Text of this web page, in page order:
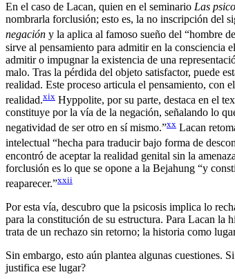
En el caso de Lacan, quien en el seminario Las
nombrarla forclusión; esto es, la no inscripción del
negación y la aplica al famoso sueño del “hombre
sirve al pensamiento para admitir en la consciencia
admitir o impugnar la existencia de una
malo. Tras la pérdida del objeto satisfactor, puede
realidad. Este proceso articula el pensamiento, con
realidad.xix Hyppolite, por su parte, destaca en el
constituye por la vía de la negación, señalando lo
negatividad de ser otro en sí mismo.”xx Lacan
intelectual “hecha para traducir bajo forma de
encontró de aceptar la realidad genital sin la
forclusión es lo que se opone a la Bejahung “y
reaparecer.”xxii
Por esta vía, descubro que la psicosis implica lo
para la constitución de su estructura. Para Lacan la
trata de un rechazo sin retorno; la historia como
Sin embargo, esto aún plantea algunas cuestiones.
justifica ese lugar?